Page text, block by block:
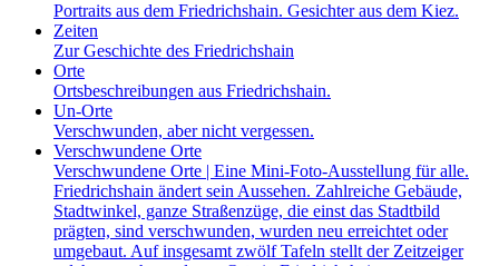
Portraits aus dem Friedrichshain. Gesichter aus dem Kiez.
Zeiten
Zur Geschichte des Friedrichshain
Orte
Ortsbeschreibungen aus Friedrichshain.
Un-Orte
Verschwunden, aber nicht vergessen.
Verschwundene Orte
Verschwundene Orte | Eine Mini-Foto-Ausstellung für alle.
Friedrichshain ändert sein Aussehen. Zahlreiche Gebäude,
Stadtwinkel, ganze Straßenzüge, die einst das Stadtbild
prägten, sind verschwunden, wurden neu erreichtet oder
umgebaut. Auf insgesamt zwölf Tafeln stellt der Zeitzeiger